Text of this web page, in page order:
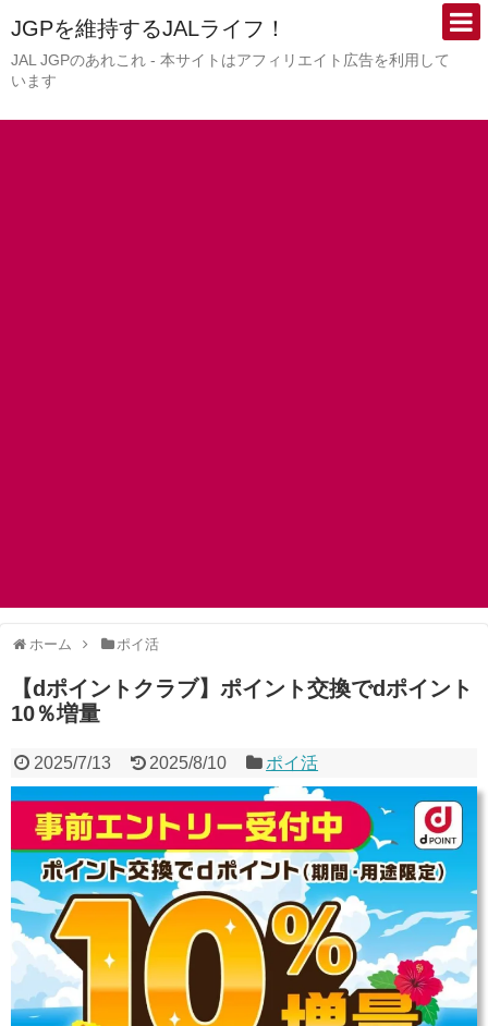
JGPを維持するJALライフ！
JAL JGPのあれこれ - 本サイトはアフィリエイト広告を利用して
います
ホーム ポイ活
【dポイントクラブ】ポイント交換でdポイント
10％増量
2025/7/13 2025/8/10 ポイ活